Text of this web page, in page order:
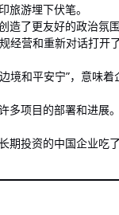
游埋下伏笔。
了更友好的政治氛围
营和重新对话打开了
境和平安宁”，意味
项目的部署和进展
投资的中国企业吃